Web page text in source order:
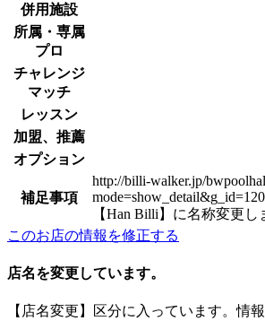
併用施設
所属・専属
プロ
チャレンジ
マッチ
レッスン
加盟、推薦
オプション
補足事項
http://billi-walker.jp/
【Han Billi】に名称変更し
このお店の情報を修正する
店名を変更しています。
【店名変更】区分に入っています。情